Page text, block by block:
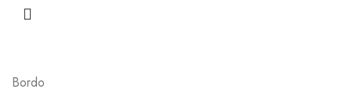
Bordo